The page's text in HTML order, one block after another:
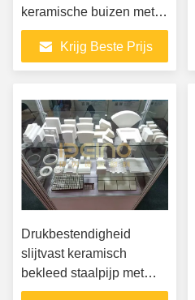
keramische buizen met
keramische bekleding
Krijg Beste Prijs
Drukbestendigheid
slijtvast keramisch
bekleed staalpijp met
hoge slagsterkte